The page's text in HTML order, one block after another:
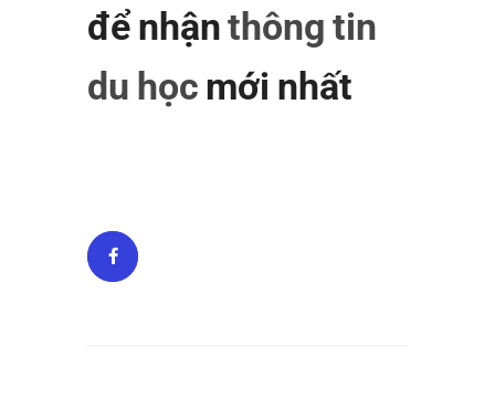
để nhậnthông tin
du học mới nhất